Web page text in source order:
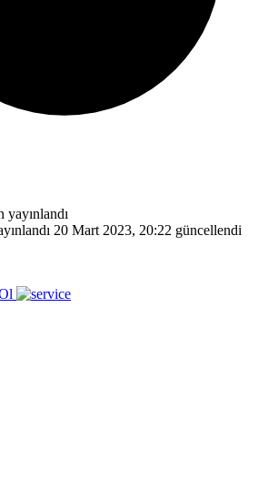
yayınlandı
20 Mart 2023, 20:22 güncellendi